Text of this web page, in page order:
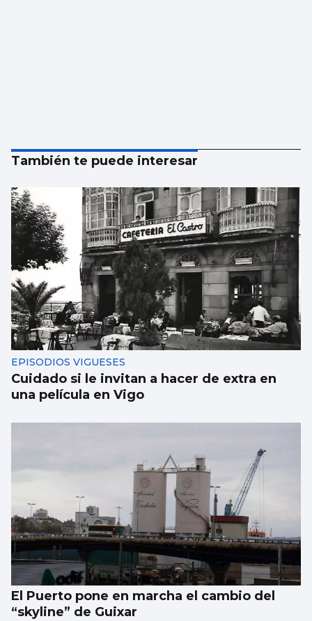
También te puede interesar
EPISODIOS VIGUESES
Cuidado si le invitan a hacer de extra en
una película en Vigo
El Puerto pone en marcha el cambio del
“skyline” de Guixar